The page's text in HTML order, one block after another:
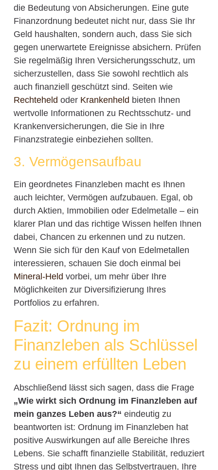
die Bedeutung von Absicherungen. Eine gute
Finanzordnung bedeutet nicht nur, dass Sie Ihr
Geld haushalten, sondern auch, dass Sie sich
gegen unerwartete Ereignisse absichern. Prüfen
Sie regelmäßig Ihren Versicherungsschutz, um
sicherzustellen, dass Sie sowohl rechtlich als
auch finanziell geschützt sind. Seiten wie
Rechteheld oder Krankenheld bieten Ihnen
wertvolle Informationen zu Rechtsschutz- und
Krankenversicherungen, die Sie in Ihre
Finanzstrategie einbeziehen sollten.
3. Vermögensaufbau
Ein geordnetes Finanzleben macht es Ihnen
auch leichter, Vermögen aufzubauen. Egal, ob
durch Aktien, Immobilien oder Edelmetalle – ein
klarer Plan und das richtige Wissen helfen Ihnen
dabei, Chancen zu erkennen und zu nutzen.
Wenn Sie sich für den Kauf von Edelmetallen
interessieren, schauen Sie doch einmal bei
Mineral-Held vorbei, um mehr über Ihre
Möglichkeiten zur Diversifizierung Ihres
Portfolios zu erfahren.
Fazit: Ordnung im
Finanzleben als Schlüssel
zu einem erfüllten Leben
Abschließend lässt sich sagen, dass die Frage
„Wie wirkt sich Ordnung im Finanzleben auf
mein ganzes Leben aus?“ eindeutig zu
beantworten ist: Ordnung im Finanzleben hat
positive Auswirkungen auf alle Bereiche Ihres
Lebens. Sie schafft finanzielle Stabilität, reduziert
Stress und gibt Ihnen das Selbstvertrauen, Ihre